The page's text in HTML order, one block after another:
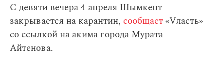
С девяти вечера 4 апреля Шымкент
закрывается на карантин, сообщает«Vласть»
со ссылкой на акима города Мурата
Айтенова.